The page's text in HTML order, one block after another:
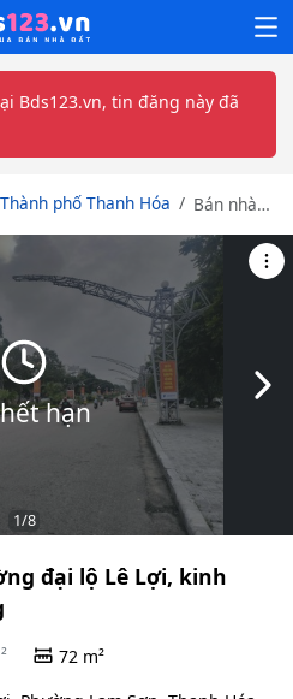
Bds123.vn, tin đăng này đã
Thành phố Thanh Hóa
Bán nhà
đường đại
lộ Lê Lợi,
kinh
doanh
hạn
1/8
đại lộ Lê Lợi, kinh
72 m²